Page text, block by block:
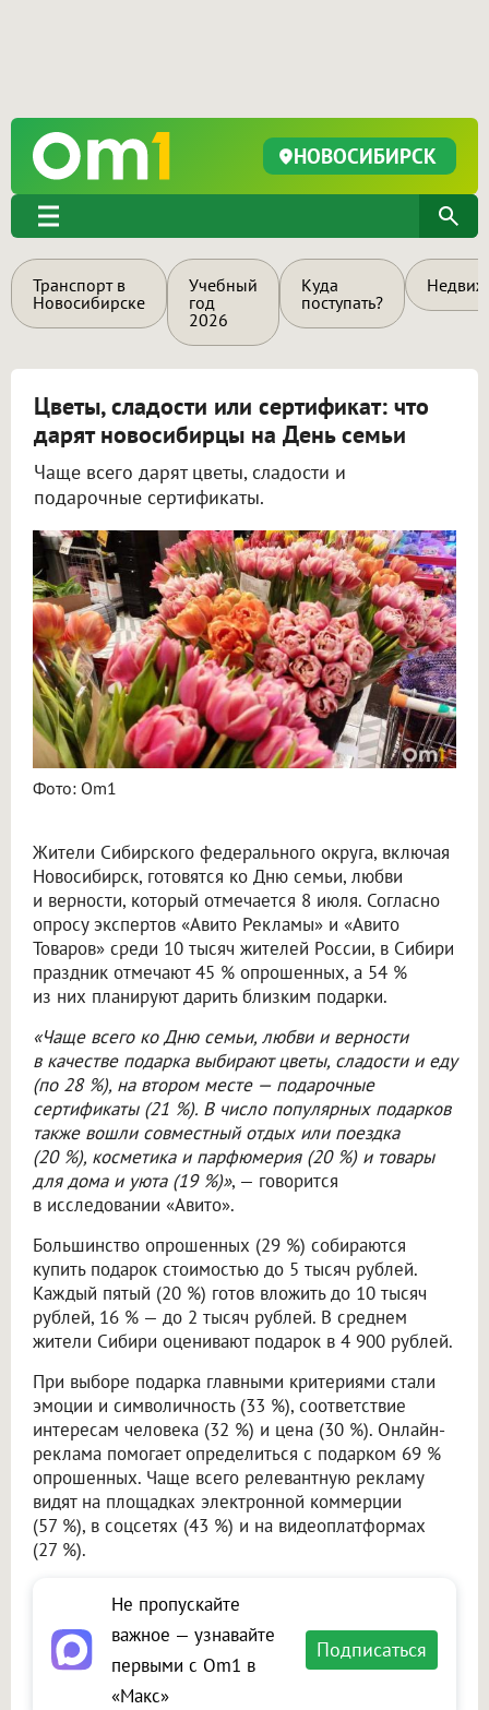
НОВОСИБИРСК
Транспорт в
Новосибирске
Учебный
год
2026
Куда
поступать?
Цветы, сладости или сертификат: что
дарят новосибирцы на День семьи
Чаще всего дарят цветы, сладости и
подарочные сертификаты.
Фото: Om1
Жители Сибирского федерального округа, включая
Новосибирск, готовятся ко Дню семьи, любви
и верности, который отмечается 8 июля. Согласно
опросу экспертов «Авито Рекламы» и «Авито
Товаров» среди 10 тысяч жителей России, в Сибири
праздник отмечают 45 % опрошенных, а 54 %
из них планируют дарить близким подарки.
«Чаще всего ко Дню семьи, любви и верности
в качестве подарка выбирают цветы, сладости и еду
(по 28 %), на втором месте — подарочные
сертификаты (21 %). В число популярных подарков
также вошли совместный отдых или поездка
(20 %), косметика и парфюмерия (20 %) и товары
для дома и уюта (19 %)», — говорится
в исследовании «Авито».
Большинство опрошенных (29 %) собираются
купить подарок стоимостью до 5 тысяч рублей.
Каждый пятый (20 %) готов вложить до 10 тысяч
рублей, 16 % — до 2 тысяч рублей. В среднем
жители Сибири оценивают подарок в 4 900 рублей.
При выборе подарка главными критериями стали
эмоции и символичность (33 %), соответствие
интересам человека (32 %) и цена (30 %). Онлайн-
реклама помогает определиться с подарком 69 %
опрошенных. Чаще всего релевантную рекламу
видят на площадках электронной коммерции
(57 %), в соцсетях (43 %) и на видеоплатформах
(27 %).
Не пропускайте
важное — узнавайте
первыми с Om1 в
«Макс»
Подписаться